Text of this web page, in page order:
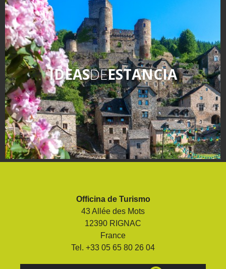
IDEASDEESTANCIA
Officina de Turismo
43 Allée des Mots
12390 RIGNAC
France
Tel. +33 05 65 80 26 04